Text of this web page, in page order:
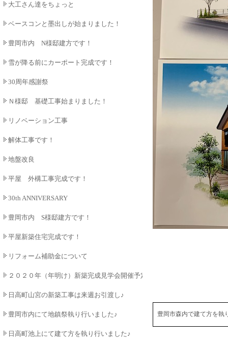
豊岡市森内で建て方を執
大工さん達をちょっと
ベースコンと墨出しが始まりました！
豊岡市内 N様邸建方です！
雪が降る前にカーポート完成です！
30周年感謝祭
Ｎ様邸 基礎工事始まりました！
リノベーション工事
解体工事です！
地盤改良
平屋 外構工事完成です！
30th ANNIVERSARY
豊岡市内 S様邸建方です！
平屋新築住宅完成です！
リフォーム補助金について
２０２０年（年明け）新築完成見学会開催予定♪
日高町山宮の新築工事は来週お引渡し♪
豊岡市内にて地鎮祭執り行いました♪
日高町池上にて建て方を執り行いました♪